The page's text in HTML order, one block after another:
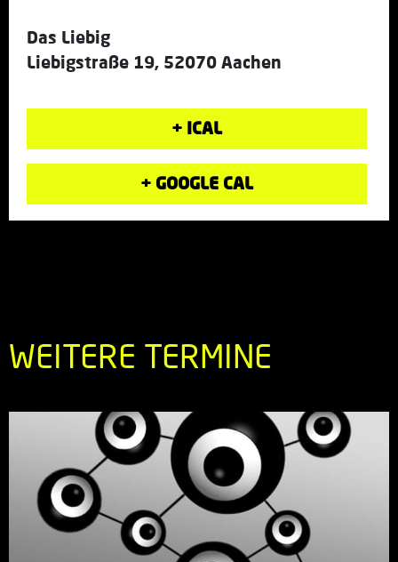
Das Liebig
Liebigstraße 19, 52070 Aachen
+ ICAL
+ GOOGLE CAL
WEITERE TERMINE